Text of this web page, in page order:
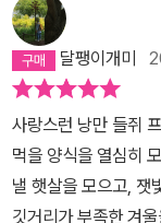
살을 모으고, 색깔을
지만 친구들의 눈에
친구일 뿐이였다. 드
식 곁에 모여든 친구
릭에게 이야기해달라
속에 모아놓은 이야
보내게 된다는 이야
달팽이개미
사랑스런 낭만 들쥐
먹을 양식을 열심히
낼 햇살을 모으고, 잿
깃거리가 부족한 겨